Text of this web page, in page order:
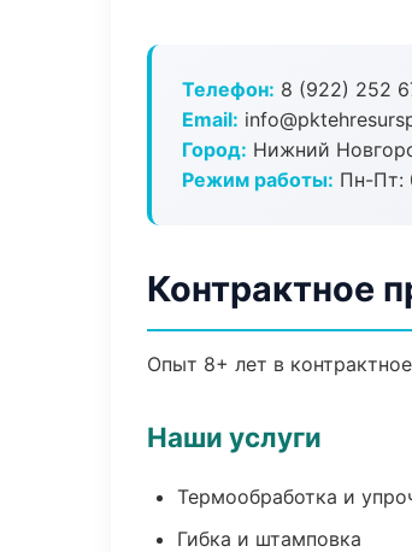
Телефон: 8 (922) 252
Email:
Город: Нижний
Режим работы: Пн-Пт:
Контрактное
Опыт 8+ лет в
Наши услуги
Термообработка и
Гибка и штамповка